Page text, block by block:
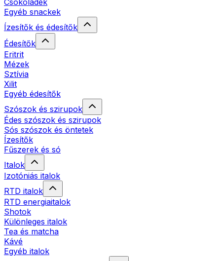
Csokoládék
Egyéb snackek
Ízesítők és édesítők
Édesítők
Eritrit
Mézek
Sztívia
Xilit
Egyéb édesítők
Szószok és szirupok
Édes szószok és szirupok
Sós szószok és öntetek
Ízesítők
Fűszerek és só
Italok
Izotóniás italok
RTD italok
RTD energiaitalok
Shotok
Különleges italok
Tea és matcha
Kávé
Egyéb italok